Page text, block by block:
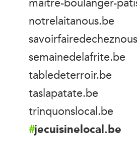
notrelaitanous.be
semainedelafrite.be
tabledeterroir.be
taslapatate.be
trinquonslocal.be
jecuisinelocal.be